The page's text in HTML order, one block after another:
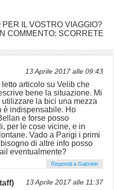
IL VOSTRO VIAGGIO?
COMMENTO: SCORRETE
13 Aprile 2017 alle 09:43
articolo su Velib che
bene la situazione. Mi
utilizzare la bici una mezza
è indispensabile. Ho
e forse posso
per le cose vicine, e in
Vado a Parigi i primi
di altre info posso
eventualmente?
Rispondi a Gabriele
13 Aprile 2017 alle 11:37